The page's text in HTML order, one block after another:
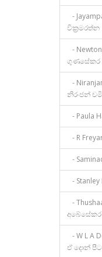
-
වික්‍රමරත්න
-
ගුණසේකර
-
නිරංජන්
- Paula
- R
-
-
-
අබේසේකර
- W L A
ඒ දොන්